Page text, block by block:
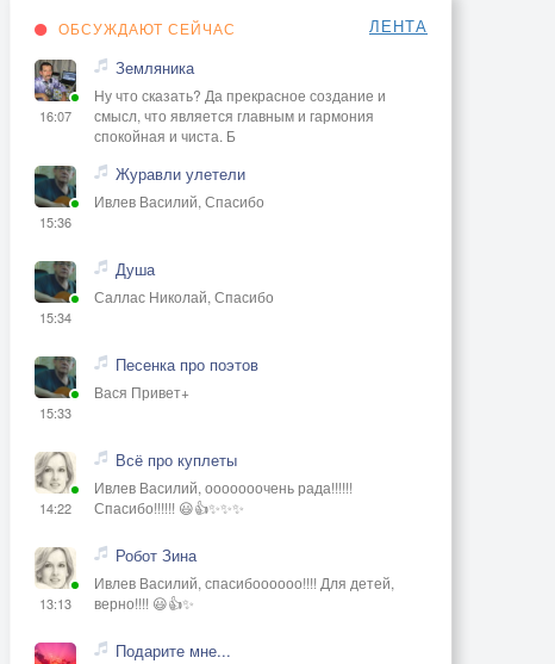
ОБСУЖДАЮТ СЕЙЧАС ЛЕНТА
16:07
Земляника
Ну что сказать? Да прекрасное создание и
смысл, что является главным и гармония
спокойная и чиста. Б
15:36
Журавли улетели
Ивлев Василий, Спасибо
15:34
Душа
Саллас Николай, Спасибо
15:33
Песенка про поэтов
Вася Привет+
14:22
Всё про куплеты
Ивлев Василий, ооооооочень рада!!!!!!
Спасибо!!!!!! 😃👍✨✨✨
13:13
Робот Зина
Ивлев Василий, спасибоооооо!!!! Для детей,
верно!!!! 😃👍✨
Подарите мне...